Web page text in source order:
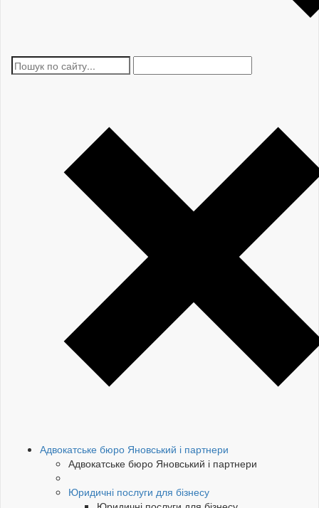
Адвокатське бюро Яновський і партнери
Адвокатське бюро Яновський і партнери
Юридичні послуги для бізнесу